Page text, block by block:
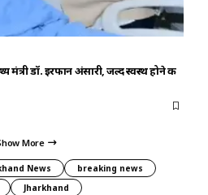
मंत्री डॉ. इरफान अंसारी, जल्द स्वस्थ होने की
More
News
breaking news
Jharkhand